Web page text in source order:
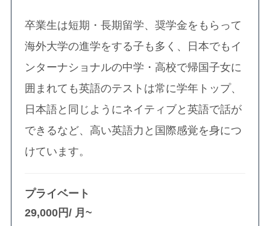
卒業生は短期・長期留学、奨学金をもらって
海外大学の進学をする子も多く、日本でもイ
ンターナショナルの中学・高校で帰国子女に
囲まれても英語のテストは常に学年トップ、
日本語と同じようにネイティブと英語で話が
できるなど、高い英語力と国際感覚を身につ
けています。
プライベート
29,000円/ 月~